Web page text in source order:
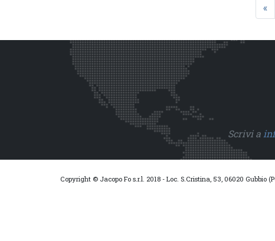
«
Scrivi a
Copyright © Jacopo Fo s.r.l. 2018 - Loc. S.Cristina, 53, 06020